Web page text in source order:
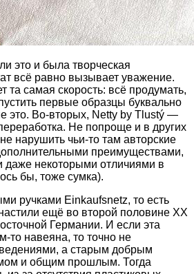
это и была творческая
всё равно вызывает уважение.
та самая скорость: всё продумать,
первые образцы буквально
это. Во-вторых, Netty by Tlustý —
Не попроще и в других
нарушить чьи-то там авторские
преимуществами,
даже некоторыми отличиями в
бы, тоже сумка).
ручками Einkaufsnetz, то есть
ещё во второй половине ХХ
Германии. И если эта
то навеяна, то точно не
а старым добрым
и общим прошлым. Тогда